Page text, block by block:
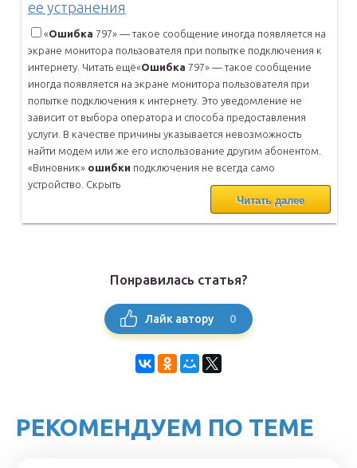
ее устранения
«Ошибка 797» — такое сообщение иногда появляется на
экране монитора пользователя при попытке подключения к
интернету. Читать ещё«Ошибка 797» — такое сообщение
иногда появляется на экране монитора пользователя при
попытке подключения к интернету. Это уведомление не
зависит от выбора оператора и способа предоставления
услуги. В качестве причины указывается невозможность
найти модем или же его использование другим абонентом.
«Виновник» ошибки подключения не всегда само
устройство. Скрыть
Читать далее
Понравилась статья?
Лайк автору 0
РЕКОМЕНДУЕМ ПО ТЕМЕ